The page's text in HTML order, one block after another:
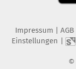
Impressum AGB
Einstellungen
©